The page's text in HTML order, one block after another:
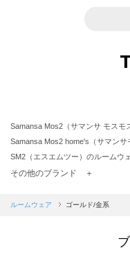
Samansa Mos2（サマンサ モスモ
Samansa Mos2 home's（サマン
SM2（エスエムツー）のルームウ
TSUHARU by Samansa Mos2（ツ
Samansa Mos2 blue（サマンサモ
sō4ū（ソウフォーユー）のルーム
その他のブランド ＋
ルームウェア ゴールド/金系